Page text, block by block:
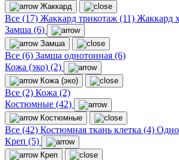
Жаккард
Все (17) Жаккард трикотаж (11) Жаккард
Замша (6)
Замша
Все (6) Замша однотонная (6)
Кожа (эко) (2)
Кожа (эко)
Все (2) Кожа (2)
Костюмные (42)
Костюмные
Все (42) Костюмная ткань клетка (4)
Креп (5)
Креп